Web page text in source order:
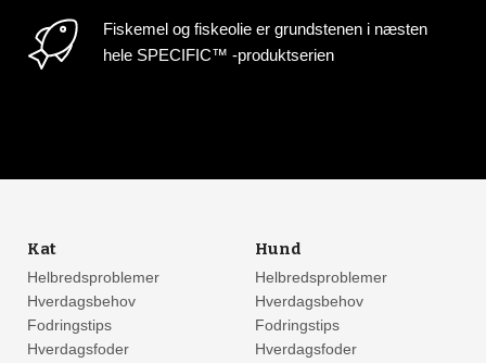
Fiskemel og fiskeolie er grundstenen i næsten
hele SPECIFIC™ -produktserien
Kat
Helbredsproblemer
Hverdagsbehov
Fodringstips
Hverdagsfoder
Hund
Helbredsproblemer
Hverdagsbehov
Fodringstips
Hverdagsfoder